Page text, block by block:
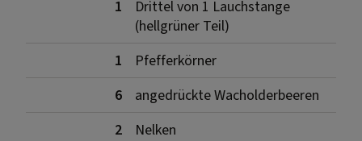
1
Drittel von 1 Lauchstange
(hellgrüner Teil)
1
Pfefferkörner
6
angedrückte Wacholderbeeren
2
Nelken